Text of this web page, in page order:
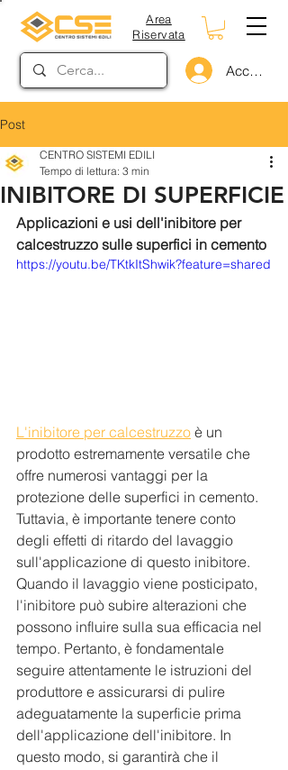
Area
Riservata
Accedi
Post
INIBITORE DI SUPERFICIE
CENTRO SISTEMI EDILI
Tempo di lettura: 3 min
Applicazioni e usi dell'inibitore per
calcestruzzo sulle superfici in cemento
https://youtu.be/TKtkItShwik?feature=shared
L'inibitore per calcestruzzo è un
prodotto estremamente versatile che
offre numerosi vantaggi per la
protezione delle superfici in cemento.
Tuttavia, è importante tenere conto
degli effetti di ritardo del lavaggio
sull'applicazione di questo inibitore.
Quando il lavaggio viene posticipato,
l'inibitore può subire alterazioni che
possono influire sulla sua efficacia nel
tempo. Pertanto, è fondamentale
seguire attentamente le istruzioni del
produttore e assicurarsi di pulire
adeguatamente la superficie prima
dell'applicazione dell'inibitore. In
questo modo, si garantirà che il